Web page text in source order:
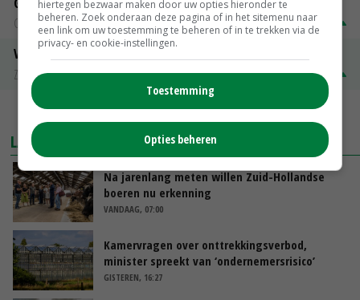
Groningen
€ 197,00
€ 2,00
Volle melkpoeder
Zuivel NL
€ 345,00 € 20,00
MEER MARKTPRIJZEN
LAATSTE NIEUWS
Na jarenlang meten willen Zuid-Hollandse
boeren nu erkenning
VANDAAG, 07:00
Kamervragen over onttrekkingsverbod,
minister spreekt van ‘ondernemersrisico’
GISTEREN, 16:27
hiertegen bezwaar maken door uw opties hieronder te
beheren. Zoek onderaan deze pagina of in het sitemenu naar
een link om uw toestemming te beheren of in te trekken via de
privacy- en cookie-instellingen.
Toestemming
Opties beheren